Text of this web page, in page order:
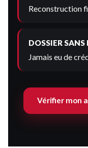
Reconstruction
DOSSIER
Jamais eu de
Vérifier mon